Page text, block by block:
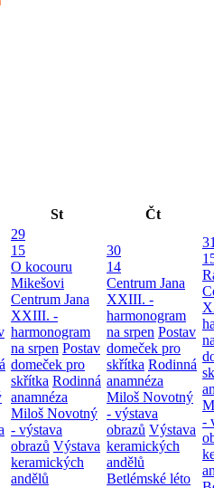
St Čt
29
15
O kocouru
Mikešovi
Centrum Jana
XXIII. -
harmonogram
na srpen Postav
domeček pro
skřítka Rodinná
anamnéza
Miloš Novotný
- výstava
obrazů Výstava
keramických
andělů
30
14
Centrum Jana
XXIII. -
harmonogram
na srpen Postav
domeček pro
skřítka Rodinná
anamnéza
Miloš Novotný
- výstava
obrazů Výstava
keramických
andělů
Betlémské léto
-